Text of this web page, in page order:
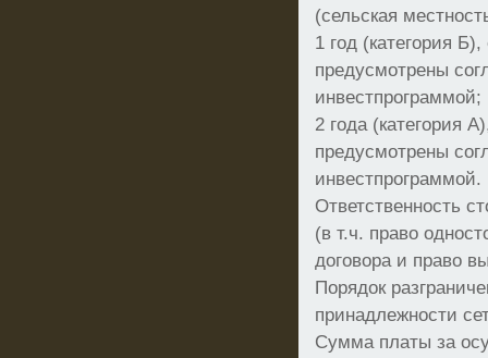
(сельская
1 год (категория
предусмотрены
инвестпрограммой;
2 года (категория
предусмотрены
инвестпрограммой.
Ответственность
(в т.ч. право
договора и право
Порядок
принадлежности
Сумма платы за